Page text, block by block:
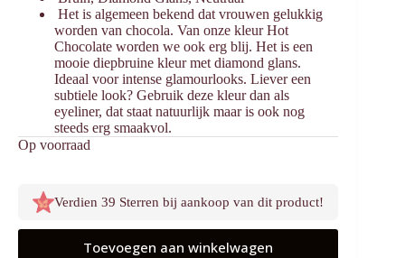
Het is algemeen bekend dat vrouwen gelukkig
worden van chocola. Van onze kleur Hot
Chocolate worden we ook erg blij. Het is een
mooie diepbruine kleur met diamond glans.
Ideaal voor intense glamourlooks. Liever een
subtiele look? Gebruik deze kleur dan als
eyeliner, dat staat natuurlijk maar is ook nog
steeds erg smaakvol.
Op voorraad
Verdien 39 Sterren bij aankoop van dit product!
Toevoegen aan winkelwagen